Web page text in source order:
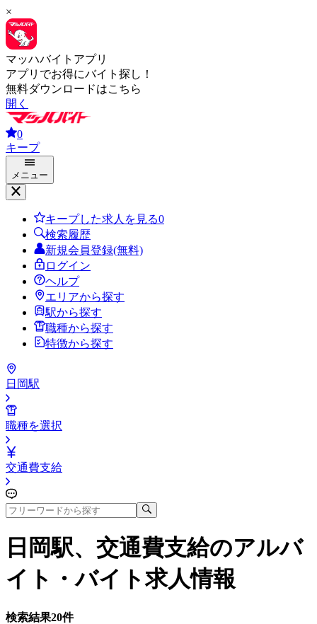
×
マッハバイトアプリ
アプリでお得にバイト探し！
無料ダウンロードはこちら
開く
0
キープ
メニュー
キープした求人を見る0
検索履歴
新規会員登録(無料)
ログイン
ヘルプ
エリアから探す
駅から探す
職種から探す
特徴から探す
日岡駅
職種を選択
交通費支給
日岡駅、交通費支給のアルバ
イト・バイト求人情報
検索結果20件